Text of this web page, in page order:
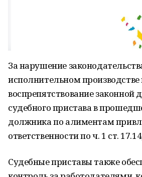
За нарушение
исполнительном производстве
воспрепятствование законной
судебного пристава в
должника по алиментам
ответственности по ч. 1 ст.
Судебные приставы также